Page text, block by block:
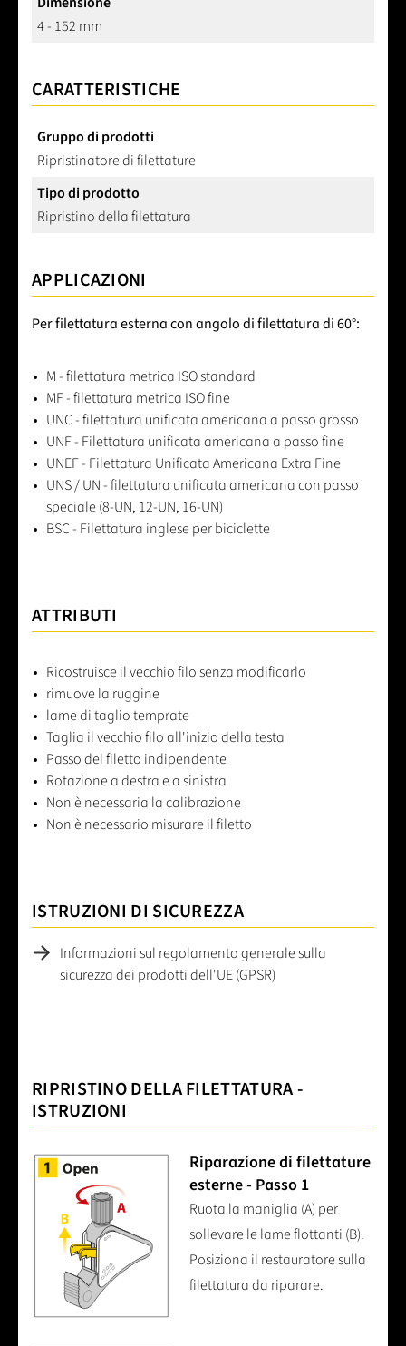
4 - 152 mm
CARATTERISTICHE
Gruppo di prodotti
Ripristinatore di filettature
Tipo di prodotto
Ripristino della filettatura
APPLICAZIONI
Per filettatura esterna con angolo di filettatura di 60°:
M - filettatura metrica ISO standard
MF - filettatura metrica ISO fine
UNC - filettatura unificata americana a passo grosso
UNF - Filettatura unificata americana a passo fine
UNEF - Filettatura Unificata Americana Extra Fine
UNS / UN - filettatura unificata americana con passo
speciale (8-UN, 12-UN, 16-UN)
BSC - Filettatura inglese per biciclette
ATTRIBUTI
Ricostruisce il vecchio filo senza modificarlo
rimuove la ruggine
lame di taglio temprate
Taglia il vecchio filo all'inizio della testa
Passo del filetto indipendente
Rotazione a destra e a sinistra
Non è necessaria la calibrazione
Non è necessario misurare il filetto
ISTRUZIONI DI SICUREZZA
Informazioni sul regolamento generale sulla
sicurezza dei prodotti dell'UE (GPSR)
RIPRISTINO DELLA FILETTATURA -
ISTRUZIONI
Riparazione di filettature
esterne - Passo 1
Ruota la maniglia (A) per
sollevare le lame flottanti (B).
Posiziona il restauratore sulla
filettatura da riparare.